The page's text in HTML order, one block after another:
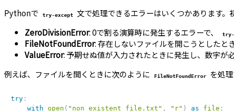
Pythonで try-except
文で処理できるエラーはいくつかあります。
ZeroDivisionError: 0で割る演算時に発生するエラーで、 try-
FileNotFoundError: 存在しないファイルを開こうとしたと
ValueError: 予期せぬ値が入力されたときに発生し、数字が
例えば、ファイルを開くときに次のように
FileNotFoundError を処理
try:
with open ( "non_existent_file.txt" , "r" ) as file :